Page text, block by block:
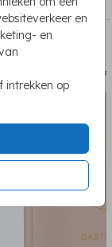
en
en
intrekken op